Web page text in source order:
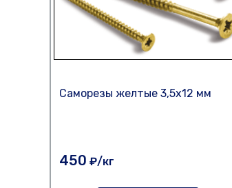
Саморезы желтые 3,5х12 мм
450 ₽/кг